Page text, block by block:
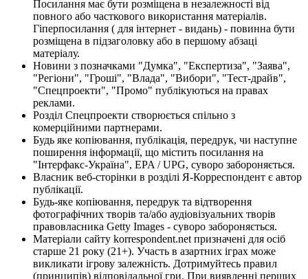
Посилання має бути розміщена в незалежності від
повного або часткового використання матеріалів.
Гіперпосилання ( для інтернет - видань) - повинна бути
розміщена в підзаголовку або в першому абзаці
матеріалу.
Новини з позначками "Думка", "Експертиза", "Заява",
"Регіони", "Гроші", "Влада", "Вибори", "Тест-драйв",
"Спецпроекти", "Промо" публікуються на правах
реклами.
Розділ Спецпроекти створюється спільно з
комерційними партнерами.
Будь яке копіювання, публікація, передрук, чи наступне
поширення інформації, що містить посилання на
"Інтерфакс-Україна", EPA / UPG, суворо забороняється.
Власник веб-сторінки в розділі Я-Корреспондент є автор
публікації.
Будь-яке копіювання, передрук та відтворення
фотографічних творів та/або аудіовізуальних творів
правовласника Getty Images - суворо забороняється.
Матеріали сайту korrespondent.net призначені для осіб
старше 21 року (21+). Участь в азартних іграх може
викликати ігрову залежність. Дотримуйтесь правил
(принципів) відповідальної гри. При виявленні перших